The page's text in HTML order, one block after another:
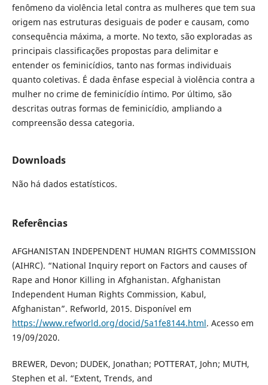
fenômeno da violência letal contra as mulheres que tem sua
origem nas estruturas desiguais de poder e causam, como
consequência máxima, a morte. No texto, são exploradas as
principais classificações propostas para delimitar e
entender os feminicídios, tanto nas formas individuais
quanto coletivas. É dada ênfase especial à violência contra a
mulher no crime de feminicídio íntimo. Por último, são
descritas outras formas de feminicídio, ampliando a
compreensão dessa categoria.
Downloads
Não há dados estatísticos.
Referências
AFGHANISTAN INDEPENDENT HUMAN RIGHTS COMMISSION
(AIHRC). “National Inquiry report on Factors and causes of
Rape and Honor Killing in Afghanistan. Afghanistan
Independent Human Rights Commission, Kabul,
Afghanistan”. Refworld, 2015. Disponível em
https://www.refworld.org/docid/5a1fe8144.html. Acesso em
19/09/2020.
BREWER, Devon; DUDEK, Jonathan; POTTERAT, John; MUTH,
Stephen et al. “Extent, Trends, and